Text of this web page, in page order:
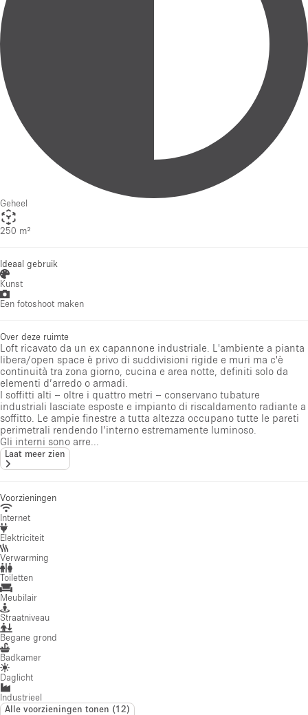
Geheel
250 m²
Ideaal gebruik
Kunst
Een fotoshoot maken
Over deze ruimte
Loft ricavato da un ex capannone industriale. L'ambiente a pianta
libera/open space è privo di suddivisioni rigide e muri ma c'è
continuità tra zona giorno, cucina e area notte, definiti solo da
elementi d’arredo o armadi.
I soffitti alti – oltre i quattro metri – conservano tubature
industriali lasciate esposte e impianto di riscaldamento radiante a
soffitto. Le ampie finestre a tutta altezza occupano tutte le pareti
perimetrali rendendo l’interno estremamente luminoso.
Gli interni sono arre...
Laat meer zien
Voorzieningen
Internet
Elektriciteit
Verwarming
Toiletten
Meubilair
Straatniveau
Begane grond
Badkamer
Daglicht
Industrieel
Alle voorzieningen tonen (12)